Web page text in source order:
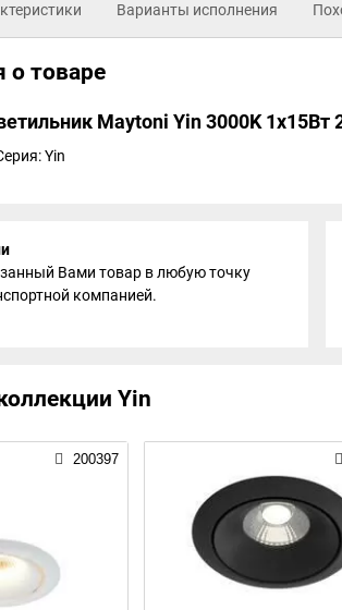
Варианты исполнения
товаре
Maytoni Yin 3000K 1x15Вт
Yin
Вами товар в любую точку
компанией.
Yin
200397